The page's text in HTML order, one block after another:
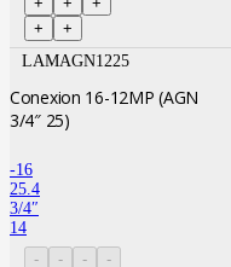
LAMAGN1225
Conexion 16-12MP (AGN
3/4″ 25)
-16
25.4
3/4″
14